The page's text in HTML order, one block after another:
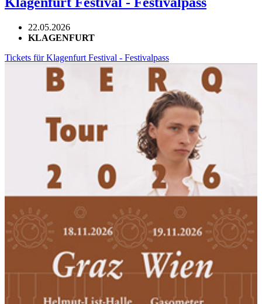
22.05.2026
KLAGENFURT
Tickets für Klagenfurt Festival - Festivalpass